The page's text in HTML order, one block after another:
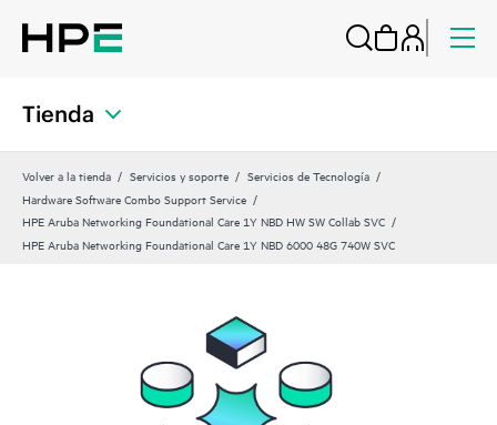
Tienda
Volver a la tienda Servicios y soporte
Servicios de Tecnología
Hardware Software Combo Support Service
HPE Aruba Networking Foundational Care 1Y NBD HW SW Collab SVC
HPE Aruba Networking Foundational Care 1Y NBD 6000 48G 740W SVC